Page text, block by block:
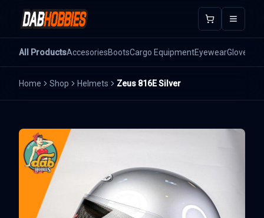
Open
All ProductsAccesoriesBootsCargo EquipmentEyewearGloves
Home Shop Helmets Zeus 816E Silver